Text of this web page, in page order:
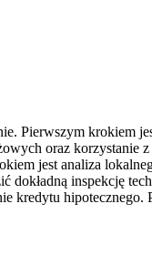
Pierwszym krokiem
oraz korzystanie
jest analiza
inspekcję
kredytu hipotecznego.